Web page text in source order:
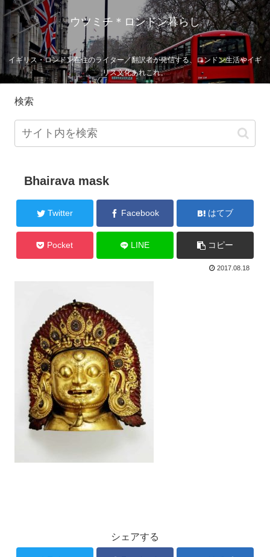
ウツミチ＊ロンドン暮らし
イギリス・ロンドン在住のライター／翻訳者が発信する、ロンドン生活やイギ
リス文化あれこれ。
検索
Bhairava mask
Twitter Facebook はてブ
Pocket LINE コピー
2017.08.18
シェアする